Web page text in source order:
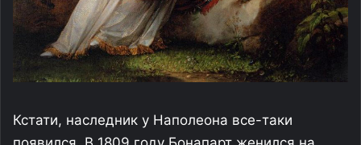
Кстати, наследник у Наполеона все-таки